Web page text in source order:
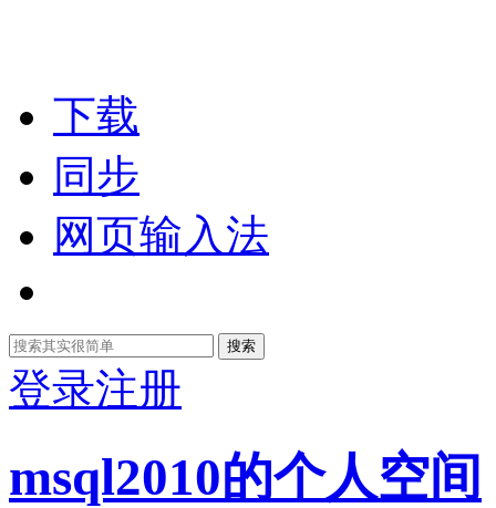
下载
同步
网页输入法
搜索
登录注册
msql2010的个人空间